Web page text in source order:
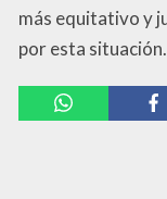
más equitativo y
por esta situación.